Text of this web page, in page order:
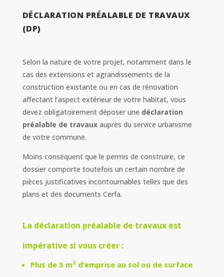
DÉCLARATION PRÉALABLE DE TRAVAUX
(DP)
Selon la nature de votre projet, notamment dans le
cas des extensions et agrandissements de la
construction existante ou en cas de rénovation
affectant l’aspect extérieur de votre habitat, vous
devez obligatoirement déposer une déclaration
préalable de travaux auprès du service urbanisme
de votre commune.
Moins conséquent que le permis de construire, ce
dossier comporte toutefois un certain nombre de
pièces justificatives incontournables telles que des
plans et des documents Cerfa.
La déclaration préalable de travaux est
impérative si vous créer :
Plus de 5 m² d’emprise au sol oude surface